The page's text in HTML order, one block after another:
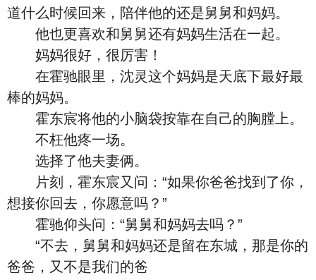
道什么时候回来，陪伴他的还是舅舅和妈妈。
他也更喜欢和舅舅还有妈妈生活在一起。
妈妈很好，很厉害！
在霍驰眼里，沈灵这个妈妈是天底下最好最
棒的妈妈。
霍东宸将他的小脑袋按靠在自己的胸膛上。
不枉他疼一场。
选择了他夫妻俩。
片刻，霍东宸又问：“如果你爸爸找到了你，
想接你回去，你愿意吗？”
霍驰仰头问：“舅舅和妈妈去吗？”
“不去，舅舅和妈妈还是留在东城，那是你的
爸爸，又不是我们的爸